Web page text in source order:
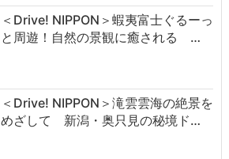
＜Drive! NIPPON＞蝦夷富士ぐるーっ
と周遊！自然の景観に癒される …
＜Drive! NIPPON＞滝雲雲海の絶景を
めざして 新潟・奥只見の秘境ド…